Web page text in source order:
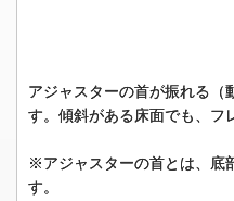
アジャスターの首が振れる（
す。傾斜がある床面でも、フ
※アジャスターの首とは、底
す。